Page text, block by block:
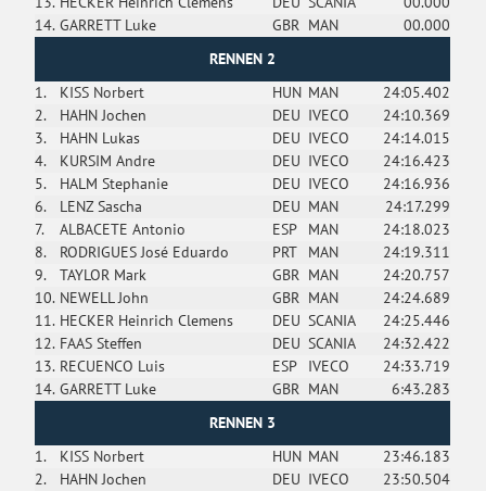
14. GARRETT Luke GBR MAN
00.000
RENNEN 2
1.
KISS Norbert HUN MAN
24:05.402
2.
HAHN Jochen DEU IVECO
24:10.369
3.
HAHN Lukas DEU IVECO
24:14.015
4.
KURSIM Andre DEU IVECO
24:16.423
5.
HALM Stephanie DEU IVECO
24:16.936
6.
LENZ Sascha DEU MAN
24:17.299
7.
ALBACETE Antonio ESP MAN
24:18.023
8.
RODRIGUES José Eduardo PRT MAN
24:19.311
9.
TAYLOR Mark GBR MAN
24:20.757
10. NEWELL John GBR MAN
24:24.689
11. HECKER Heinrich Clemens DEU SCANIA
24:25.446
12. FAAS Steffen DEU SCANIA
24:32.422
13. RECUENCO Luis ESP IVECO
24:33.719
14. GARRETT Luke GBR MAN
6:43.283
RENNEN 3
1.
KISS Norbert HUN MAN
23:46.183
2.
HAHN Jochen DEU IVECO
23:50.504